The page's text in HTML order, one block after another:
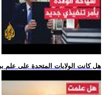
.. هل كانت الولايات المتحدة على علم